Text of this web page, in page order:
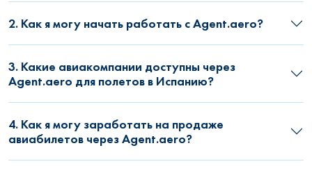
2. Как я могу начать работать с Agent.aero?
3. Какие авиакомпании доступны через
Agent.aero для полетов в Испанию?
4. Как я могу заработать на продаже
авиабилетов через Agent.aero?